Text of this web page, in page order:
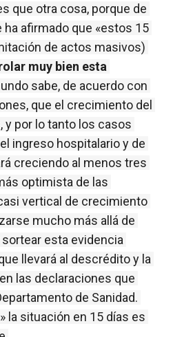
que otra cosa, porque de
afirmado que «estos 15
muy bien esta
sabe, de acuerdo con
que el crecimiento del
y por lo tanto los casos
ingreso hospitalario y de
creciendo al menos tres
optimista de las
vertical de crecimiento
mucho más allá de
esta evidencia
llevará al descrédito y la
las declaraciones que
de Sanidad.
la situación en 15 días es